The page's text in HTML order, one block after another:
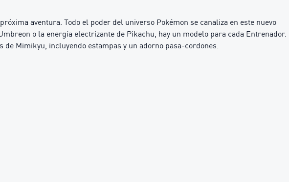
aventura. Todo el poder del universo Pokémon se canaliza en este nuevo
o la energía electrizante de Pikachu, hay un modelo para cada Entrenador.
Mimikyu, incluyendo estampas y un adorno pasa-cordones.